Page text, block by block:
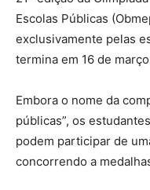
Escolas Públicas
exclusivamente pelas
termina em 16 de
Embora o nome da
públicas”, os
podem participar de
concorrendo a